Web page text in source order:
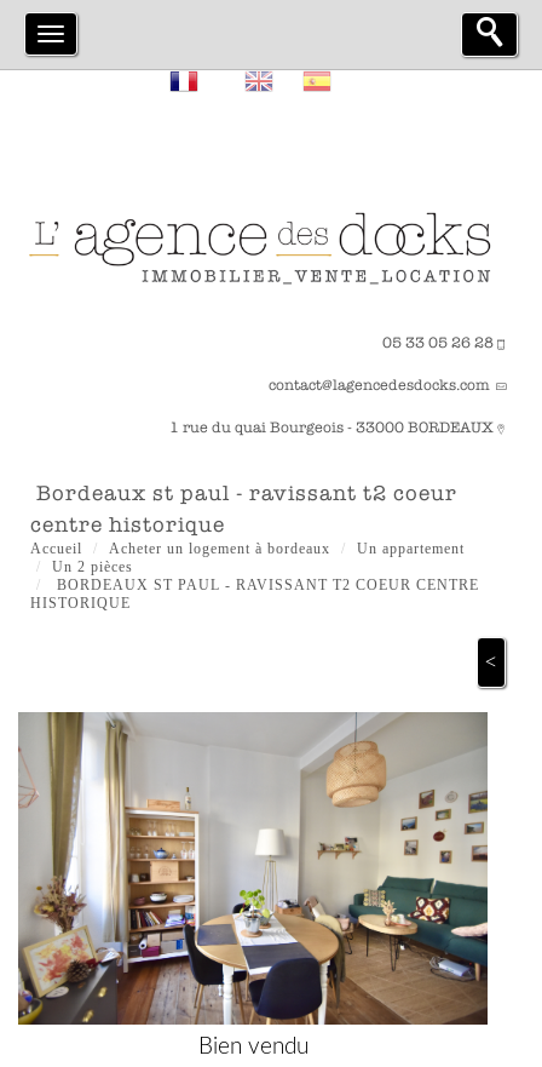
05 33 05 26 28
contact@lagencedesdocks.com
1 rue du quai Bourgeois - 33000 BORDEAUX
bordeaux st paul - ravissant t2 coeur
centre historique
Accueil Acheter un logement à bordeaux
Un appartement
Un 2 pièces
BORDEAUX ST PAUL - RAVISSANT T2 COEUR CENTRE
HISTORIQUE
<
Bien vendu